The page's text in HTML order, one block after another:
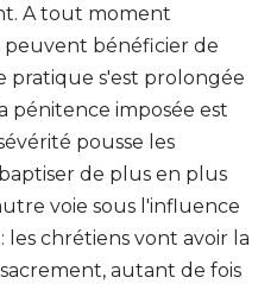
A tout moment
bénéficier de
pratique s'est prolongée
pénitence imposée est
pousse les
de plus en plus
voie sous l'influence
chrétiens vont avoir la
autant de fois